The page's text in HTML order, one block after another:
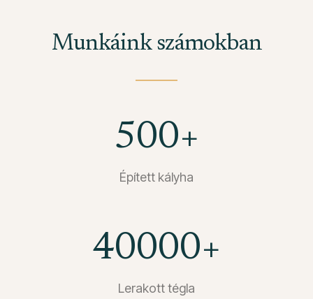
Munkáink számokban
500+
Épített kályha
40000+
Lerakott tégla